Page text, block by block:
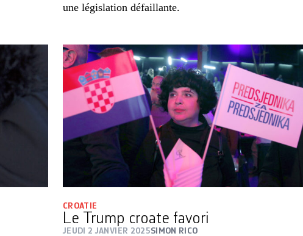
une législation défaillante.
CROATIE
Le Trump croate favori
JEUDI 2 JANVIER 2025SIMON RICO